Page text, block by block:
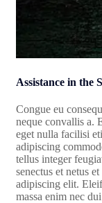
Assistance in the
Congue eu
neque convallis a.
eget nulla facilisi
adipiscing
tellus integer
senectus et netus
adipiscing elit.
massa enim nec